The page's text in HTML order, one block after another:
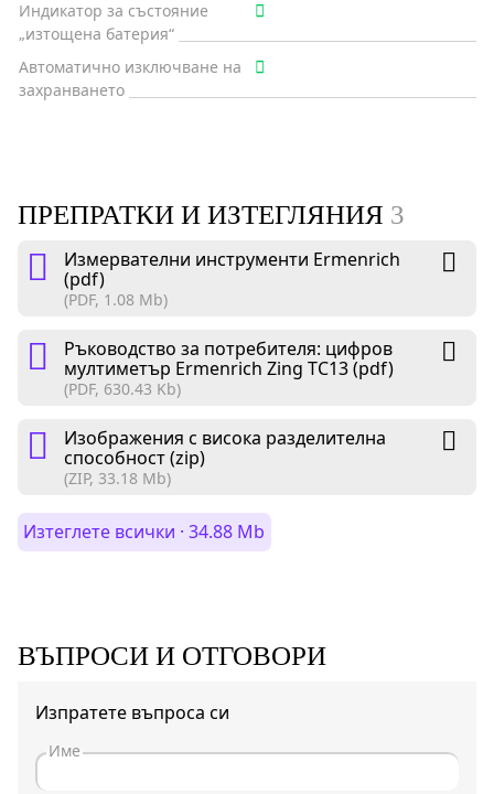
Индикатор за състояние
„изтощена батерия“
Автоматично изключване на
захранването
ПРЕПРАТКИ И ИЗТЕГЛЯНИЯ 3
Измервателни инструменти Ermenrich
(pdf)
(PDF, 1.08 Mb)
Ръководство за потребителя: цифров
мултиметър Ermenrich Zing TC13 (pdf)
(PDF, 630.43 Kb)
Изображения с висока разделителна
способност (zip)
(ZIP, 33.18 Mb)
Изтеглете всички · 34.88 Mb
ВЪПРОСИ И ОТГОВОРИ
Изпратете въпроса си